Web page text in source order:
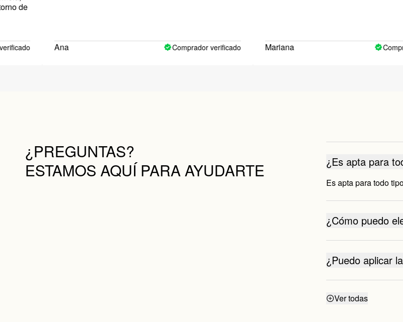
Ana Comprador verificado Mariana Comprador
¿PREGUNTAS?
ESTAMOS AQUÍ PARA AYUDARTE
¿Es apta para
Es apta para todo
¿Cómo puedo
¿Puedo aplicar
¿Tiene SPF o
Ver todas